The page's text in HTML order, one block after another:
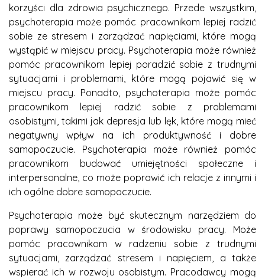
korzyści dla zdrowia psychicznego. Przede wszystkim,
psychoterapia może pomóc pracownikom lepiej radzić
sobie ze stresem i zarządzać napięciami, które mogą
wystąpić w miejscu pracy. Psychoterapia może również
pomóc pracownikom lepiej poradzić sobie z trudnymi
sytuacjami i problemami, które mogą pojawić się w
miejscu pracy. Ponadto, psychoterapia może pomóc
pracownikom lepiej radzić sobie z problemami
osobistymi, takimi jak depresja lub lęk, które mogą mieć
negatywny wpływ na ich produktywność i dobre
samopoczucie. Psychoterapia może również pomóc
pracownikom budować umiejętności społeczne i
interpersonalne, co może poprawić ich relacje z innymi i
ich ogólne dobre samopoczucie.
Psychoterapia może być skutecznym narzędziem do
poprawy samopoczucia w środowisku pracy. Może
pomóc pracownikom w radzeniu sobie z trudnymi
sytuacjami, zarządzać stresem i napięciem, a także
wspierać ich w rozwoju osobistym. Pracodawcy mogą